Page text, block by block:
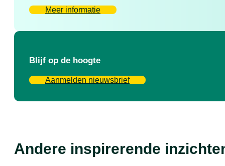
Meer informatie
Blijf op de hoogte
Aanmelden nieuwsbrief
Andere inspirerende